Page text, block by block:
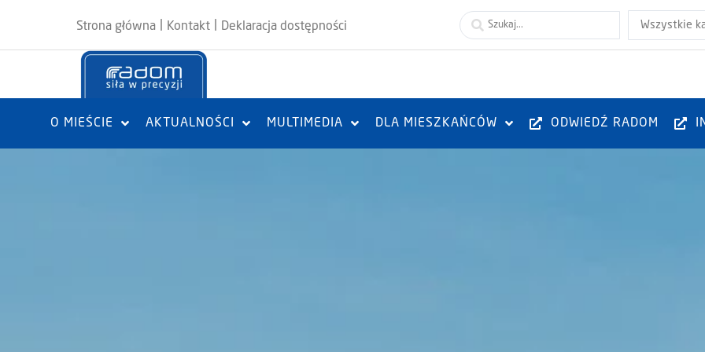
Strona główna Kontakt Deklaracja dostępności Wszystkie
O MIEŚCIE AKTUALNOŚCI MULTIMEDIA DLA MIESZKAŃCÓW ODWIEDŹ RADOM